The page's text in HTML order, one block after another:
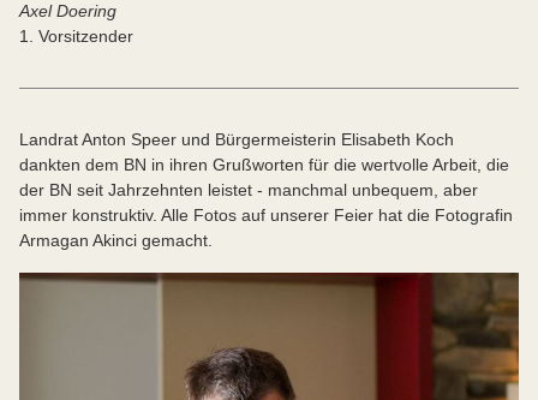
Axel Doering
1. Vorsitzender
Landrat Anton Speer und Bürgermeisterin Elisabeth Koch
dankten dem BN in ihren Grußworten für die wertvolle Arbeit, die
der BN seit Jahrzehnten leistet - manchmal unbequem, aber
immer konstruktiv. Alle Fotos auf unserer Feier hat die Fotografin
Armagan Akinci gemacht.